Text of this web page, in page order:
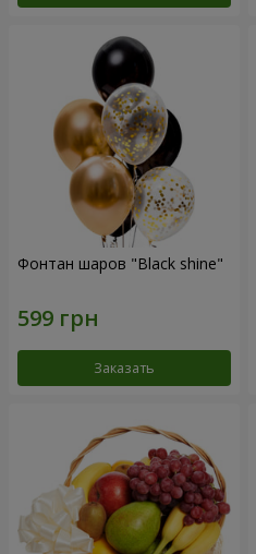
Фонтан шаров "Black shine"
Заказать